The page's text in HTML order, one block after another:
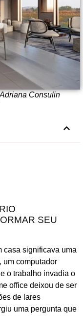
Consulin
SEU
casa significava uma
um computador
o trabalho invadia o
office deixou de ser
de lares
uma pergunta que